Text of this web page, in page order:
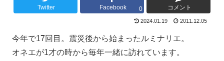
Twitter Facebook 0 コメント
2024.01.19 2011.12.05
今年で17回目。震災後から始まったルミナリエ。
オネエが1才の時から毎年一緒に訪れています。